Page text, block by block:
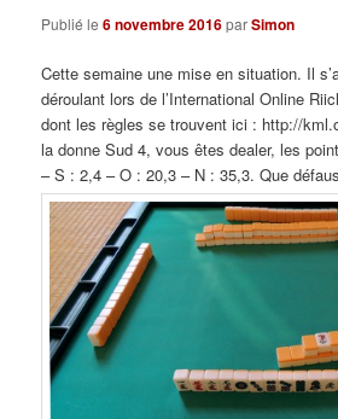
Publié le6 novembre 2016parSimon
Cette semaine une mise en situation. Il
déroulant lors de l’International Online
dont les règles se trouvent ici : http://
la donne Sud 4, vous êtes dealer, les
– S : 2,4 – O : 20,3 – N : 35,3. Que